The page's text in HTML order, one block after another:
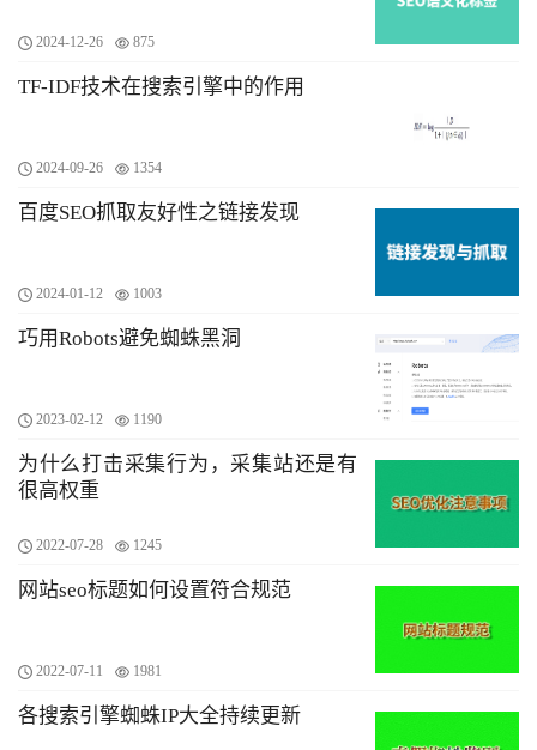
2024-12-26 875
TF-IDF技术在搜索引擎中的作用
2024-09-26 1354
百度SEO抓取友好性之链接发现
2024-01-12 1003
巧用Robots避免蜘蛛黑洞
2023-02-12 1190
为什么打击采集行为，采集站还是有
很高权重
2022-07-28 1245
网站seo标题如何设置符合规范
2022-07-11 1981
各搜索引擎蜘蛛IP大全持续更新